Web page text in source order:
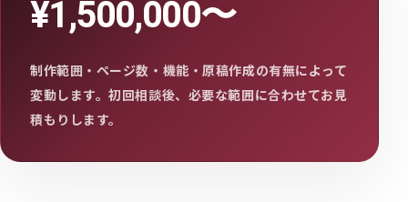
¥1,500,000〜
制作範囲・ページ数・機能・原稿作成の有無によって
変動します。初回相談後、必要な範囲に合わせてお見
積もりします。